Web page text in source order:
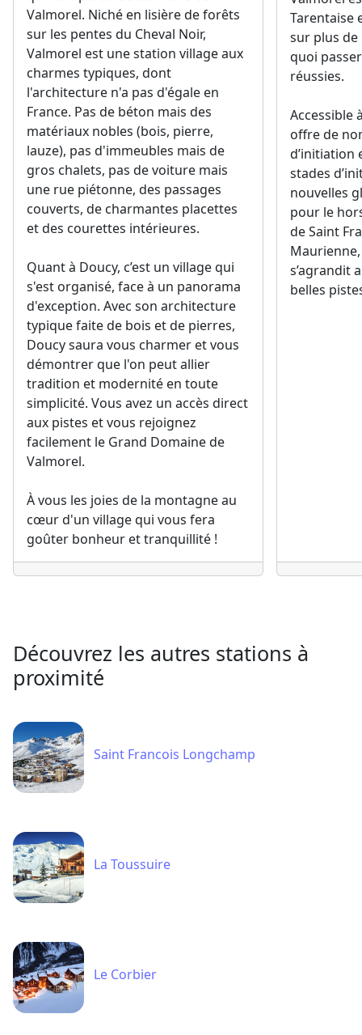
Valmorel est une station village aux
charmes typiques, dont
l'architecture n'a pas d'égale en
France. Pas de béton mais des
matériaux nobles (bois, pierre,
lauze), pas d'immeubles mais de
gros chalets, pas de voiture mais
une rue piétonne, des passages
couverts, de charmantes placettes
et des courettes intérieures.
Quant à Doucy, c’est un village qui
d'exception. Avec son architecture
typique faite de bois et de pierres,
Doucy saura vous charmer et vous
démontrer que l'on peut allier
tradition et modernité en toute
simplicité. Vous avez un accès direct
aux pistes et vous rejoignez
facilement le Grand Domaine de
Valmorel.
À vous les joies de la montagne au
goûter bonheur et tranquillité !
quoi
réussies.
Accessible
d’initiation
stades
nouvelles
pour le
de Saint
s’agrandit
belles